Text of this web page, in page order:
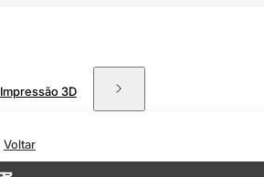
Impressão 3D
Voltar